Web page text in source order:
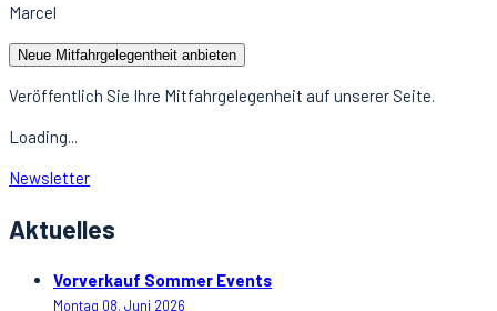
Marcel
Neue Mitfahrgelegentheit anbieten
Veröffentlich Sie Ihre Mitfahrgelegenheit auf unserer Seite.
Loading...
Newsletter
Aktuelles
Vorverkauf Sommer Events
Montag 08. Juni 2026